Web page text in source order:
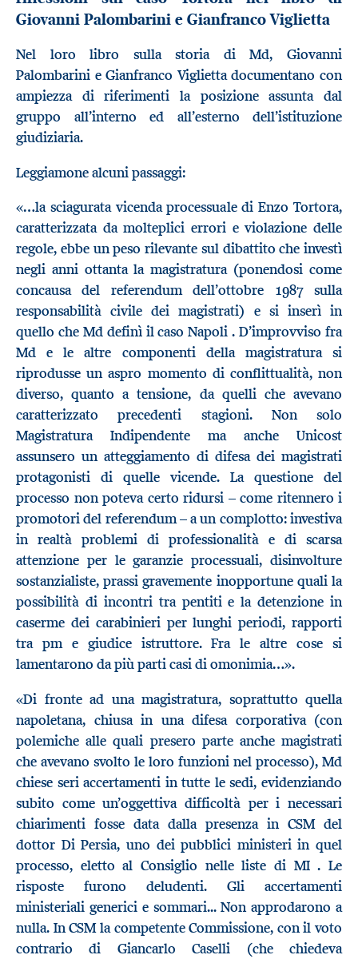
Giovanni Palombarini e Gianfranco Viglietta
Nel loro libro sulla storia di Md, Giovanni
Palombarini e Gianfranco Viglietta documentano con
ampiezza di riferimenti la posizione assunta dal
gruppo all’interno ed all’esterno dell’istituzione
giudiziaria.
Leggiamone alcuni passaggi:
«…la sciagurata vicenda processuale di Enzo Tortora,
caratterizzata da molteplici errori e violazione delle
regole, ebbe un peso rilevante sul dibattito che investì
negli anni ottanta la magistratura (ponendosi come
concausa del referendum dell’ottobre 1987 sulla
responsabilità civile dei magistrati) e si inserì in
quello che Md definì il caso Napoli . D’improvviso fra
Md e le altre componenti della magistratura si
riprodusse un aspro momento di conflittualità, non
diverso, quanto a tensione, da quelli che avevano
caratterizzato precedenti stagioni. Non solo
Magistratura Indipendente ma anche Unicost
assunsero un atteggiamento di difesa dei magistrati
protagonisti di quelle vicende. La questione del
processo non poteva certo ridursi – come ritennero i
promotori del referendum – a un complotto: investiva
in realtà problemi di professionalità e di scarsa
attenzione per le garanzie processuali, disinvolture
sostanzialiste, prassi gravemente inopportune quali la
possibilità di incontri tra pentiti e la detenzione in
caserme dei carabinieri per lunghi periodi, rapporti
tra pm e giudice istruttore. Fra le altre cose si
lamentarono da più parti casi di omonimia…».
«Di fronte ad una magistratura, soprattutto quella
napoletana, chiusa in una difesa corporativa (con
polemiche alle quali presero parte anche magistrati
che avevano svolto le loro funzioni nel processo), Md
chiese seri accertamenti in tutte le sedi, evidenziando
subito come un’oggettiva difficoltà per i necessari
chiarimenti fosse data dalla presenza in CSM del
dottor Di Persia, uno dei pubblici ministeri in quel
processo, eletto al Consiglio nelle liste di MI . Le
risposte furono deludenti. Gli accertamenti
ministeriali generici e sommari... Non approdarono a
nulla. In CSM la competente Commissione, con il voto
contrario di Giancarlo Caselli (che chiedeva